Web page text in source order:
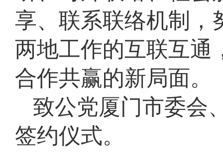
享、联系联络机制，
两地工作的互联互通
合作共赢的新局面。
致公党厦门市委会
签约仪式。